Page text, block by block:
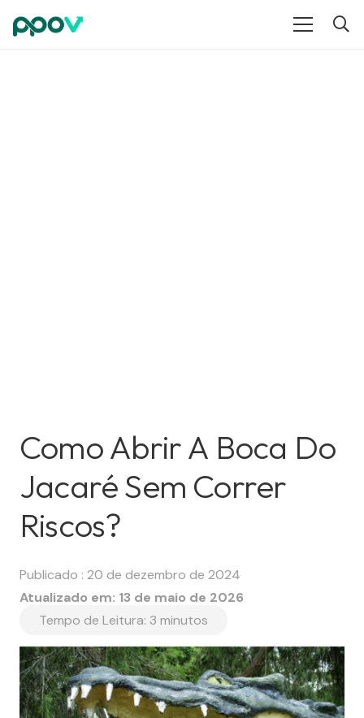
Como Abrir A Boca Do
Jacaré Sem Correr
Riscos?
Publicado : 20 de dezembro de 2024
Atualizado em: 13 de maio de 2026
Tempo de Leitura: 3 minutos